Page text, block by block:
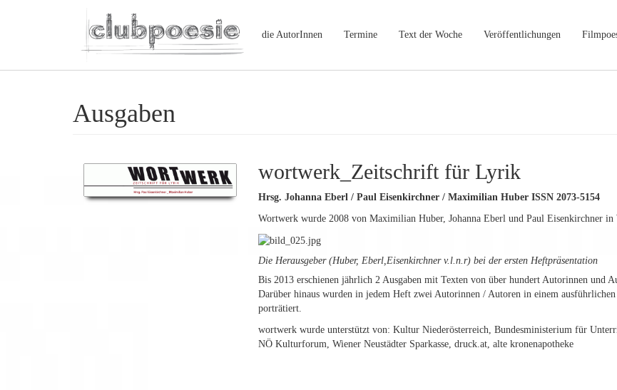
die AutorInnen Termine Text der Woche Veröffentlichungen
Ausgaben
wortwerk_Zeitschrift für Lyrik
Hrsg. Johanna Eberl / Paul Eisenkirchner / Maximilian Huber ISSN 2073-5154
Wortwerk wurde 2008 von Maximilian Huber, Johanna Eberl und Paul Eisenkirchner in
Die Herausgeber (Huber, Eberl,Eisenkirchner v.l.n.r) bei der ersten Heftpräsentation
Bis 2013 erschienen jährlich 2 Ausgaben mit Texten von über hundert Autorinnen und
Darüber hinaus wurden in jedem Heft zwei Autorinnen / Autoren in einem
porträtiert.
wortwerk wurde unterstützt von: Kultur Niederösterreich, Bundesministerium für
NÖ Kulturforum, Wiener Neustädter Sparkasse, druck.at, alte kronenapotheke